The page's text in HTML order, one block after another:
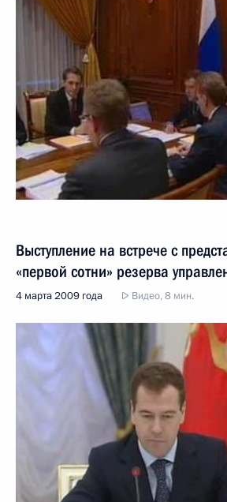
Выступление на встрече с
«первой сотни» резерва
4 марта 2009 года Видео, 8 мин.